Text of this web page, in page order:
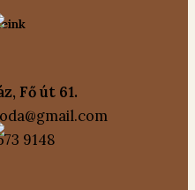
Fő út 61.
9148